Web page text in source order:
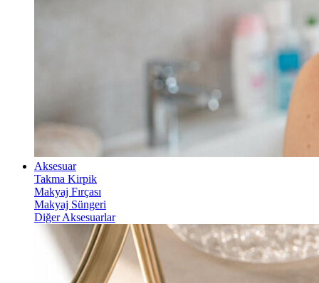
Aksesuar
Takma Kirpik
Makyaj Fırçası
Makyaj Süngeri
Diğer Aksesuarlar